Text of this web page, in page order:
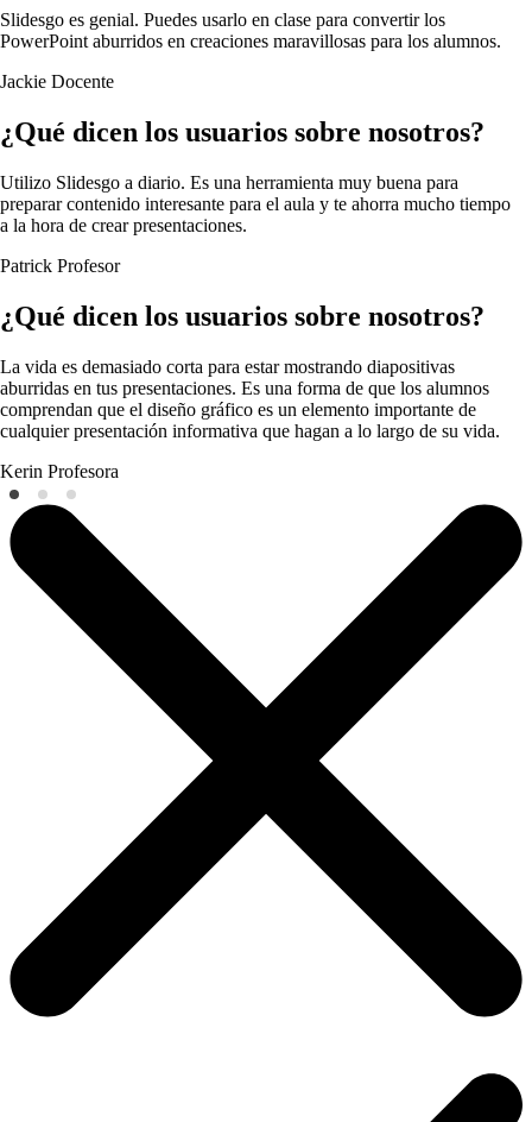
Slidesgo es genial. Puedes usarlo en clase para convertir los
PowerPoint aburridos en creaciones maravillosas para los alumnos.
Jackie Docente
¿Qué dicen los usuarios sobre nosotros?
Utilizo Slidesgo a diario. Es una herramienta muy buena para
preparar contenido interesante para el aula y te ahorra mucho tiempo
a la hora de crear presentaciones.
Patrick Profesor
¿Qué dicen los usuarios sobre nosotros?
La vida es demasiado corta para estar mostrando diapositivas
aburridas en tus presentaciones. Es una forma de que los alumnos
comprendan que el diseño gráfico es un elemento importante de
cualquier presentación informativa que hagan a lo largo de su vida.
Kerin Profesora